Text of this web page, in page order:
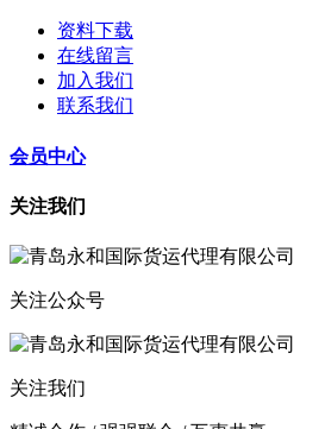
资料下载
在线留言
加入我们
联系我们
会员中心
关注我们
关注公众号
关注我们